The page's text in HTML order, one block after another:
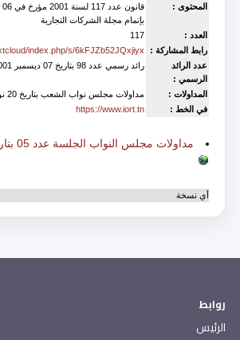
المحتوى :
بإتمام مجلة الشركات التجارية
العدد :
117
رابط المشاركة :
index.php/s/6kFJZb52JQxjiyx
عدد الرائد
الرسمي :
رائد رسمي عدد 98 بتاريخ 07 ديسمبر 2001
المداولات :
مداولات مجلس نواب الشعب بتاريخ 20 نوفمبر 2001 ص 89-133
في الخط :
https://www.iort.tn
مداولات مجلس النواب الجلسة عدد 05 بتاريخ 2001/11/20
أي نسخة
روابط
الرئيس